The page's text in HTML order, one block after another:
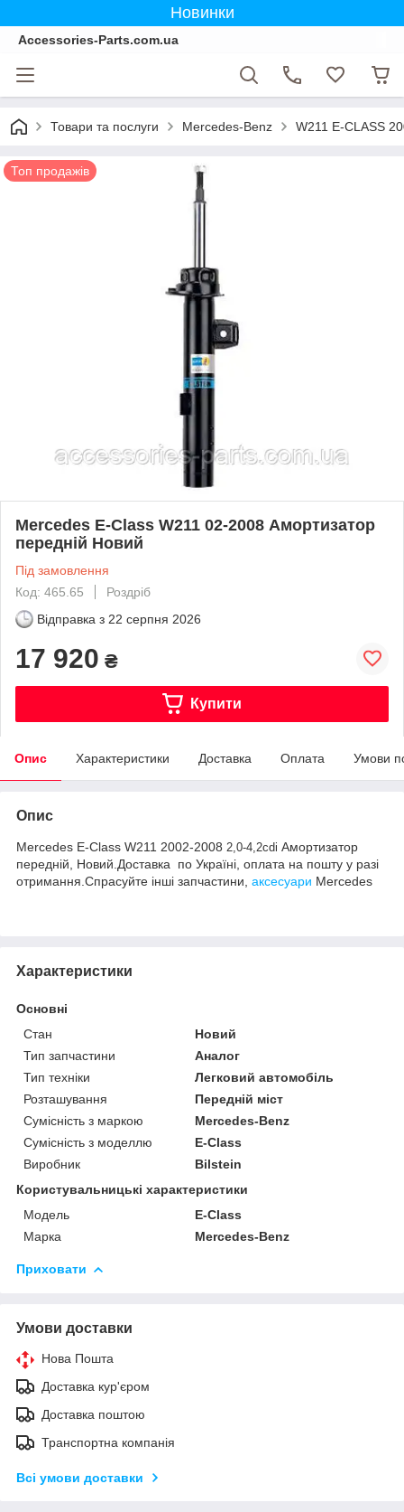
Новинки
Accessories-Parts.com.ua
Товари та послуги Mercedes-Benz W211 E-CLASS
Топ продажів
Mercedes E-Class W211 02-2008 Амортизатор
передній Новий
Під замовлення
Код: 465.65
Роздріб
Відправка з 22 серпня 2026
17 920 ₴
Купити
Опис Характеристики Доставка Оплата Умови
Опис
Mercedes E-Class W211 2002-2008 2,0-4,2cdi Амортизатор
передній, Новий.Доставка по Україні, оплата на пошту у разі
отримання.Спрасуйте інші запчастини, аксесуари Mercedes
Характеристики
Основні
Стан
Новий
Тип запчастини
Аналог
Тип техніки
Легковий автомобіль
Розташування
Передній міст
Сумісність з маркою
Mercedes-Benz
Сумісність з моделлю
E-Class
Виробник
Bilstein
Користувальницькі характеристики
Модель
E-Class
Марка
Mercedes-Benz
Приховати
Умови доставки
Нова Пошта
Доставка кур'єром
Доставка поштою
Транспортна компанія
Всі умови доставки